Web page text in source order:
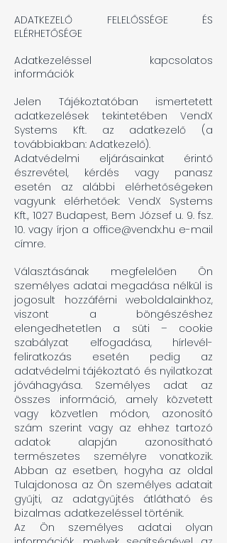
ADATKEZELŐ FELELŐSSÉGE ÉS
ELÉRHETŐSÉGE
Adatkezeléssel kapcsolatos
információk
Jelen Tájékoztatóban ismertetett
adatkezelések tekintetében VendX
Systems Kft. az adatkezelő (a
továbbiakban: Adatkezelő).
Adatvédelmi eljárásainkat érintő
észrevétel, kérdés vagy panasz
esetén az alábbi elérhetőségeken
vagyunk elérhetőek: VendX Systems
Kft., 1027 Budapest, Bem József u. 9. fsz.
10. vagy írjon a office@vendx.hu e-mail
címre.
Választásának megfelelően Ön
személyes adatai megadása nélkül is
jogosult hozzáférni weboldalainkhoz,
viszont a böngészéshez
elengedhetetlen a süti – cookie
szabályzat elfogadása, hírlevél-
feliratkozás esetén pedig az
adatvédelmi tájékoztató és nyilatkozat
jóváhagyása. Személyes adat az
összes információ, amely közvetett
vagy közvetlen módon, azonosító
szám szerint vagy az ehhez tartozó
adatok alapján azonosítható
természetes személyre vonatkozik.
Abban az esetben, hogyha az oldal
Tulajdonosa az Ön személyes adatait
gyűjti, az adatgyűjtés átlátható és
bizalmas adatkezeléssel történik.
Az Ön személyes adatai olyan